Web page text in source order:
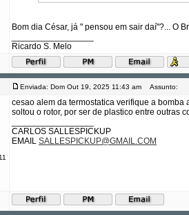
Bom dia César, já " pensou em sair daí"?... O
Ricardo S. Melo
Enviada: Dom Out 19, 2025 11:43 am Assunto:
cesao alem da termostatica verifique a
soltou o rotor, por ser de plastico entre outras
CARLOS SALLESPICKUP
EMAIL SALLESPICKUP@GMAIL.COM